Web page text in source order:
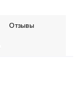
Отзывы